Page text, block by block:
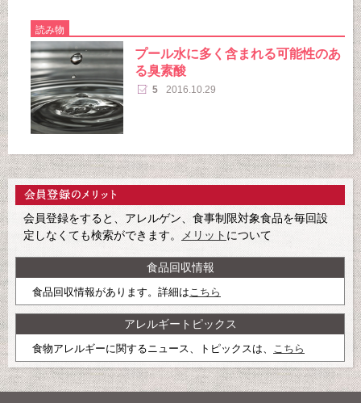
読み物
プール水に多く含まれる可能性のあ
る臭素酸
5 2016.10.29
会員登録をすると、アレルゲン、食事制限対象食品を毎回設
定しなくても検索ができます。
メリット について
食品回収情報
食品回収情報があります。詳細はこちら
アレルギートピックス
食物アレルギーに関するニュース、トピックスは、 こちら